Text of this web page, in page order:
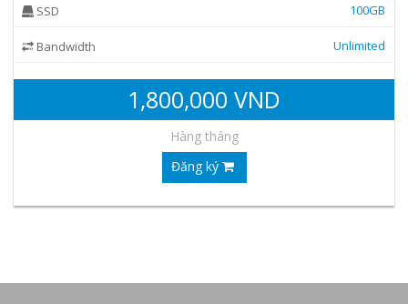
SSD 100GB
Bandwidth Unlimited
1,800,000 VND
Hàng tháng
Đăng ký